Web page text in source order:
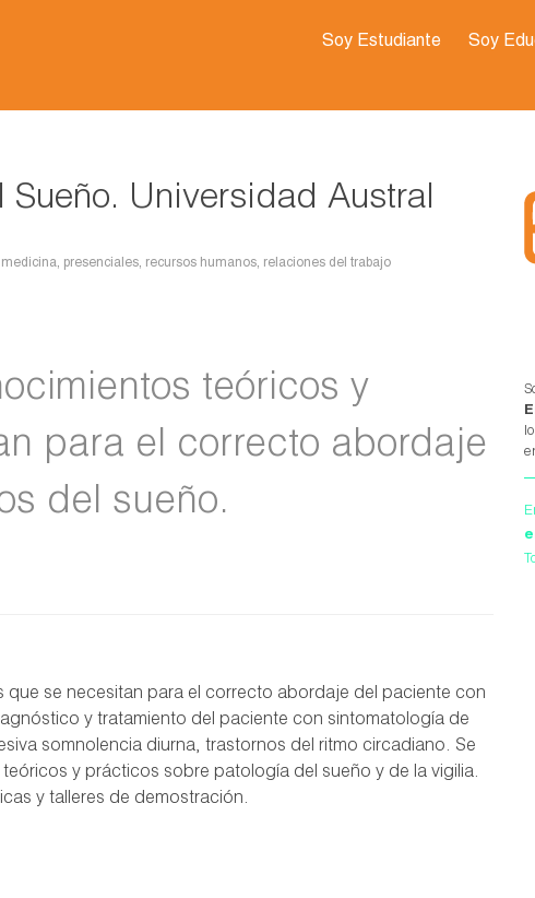
Soy Estudiante Soy
Universidad Austral
medicina, presenciales, recursos humanos, relaciones del trabajo
teóricos y
para el correcto abordaje
del sueño.
se necesitan para el correcto abordaje del paciente con
y tratamiento del paciente con sintomatología de
somnolencia diurna, trastornos del ritmo circadiano. Se
y prácticos sobre patología del sueño y de la vigilia.
y talleres de demostración.